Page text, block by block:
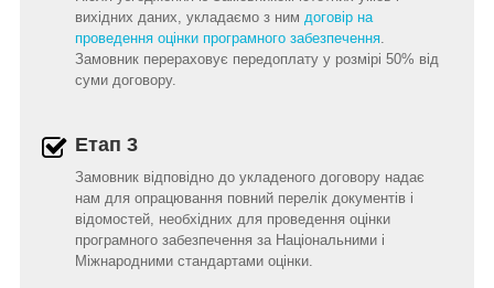
вихідних даних, укладаємо з ним договір на
проведення оцінки програмного забезпечення
Замовник перераховує передоплату у розмірі 50% від
суми договору.
Етап 3
Замовник відповідно до укладеного договору надає
нам для опрацювання повний перелік документів і
відомостей, необхідних для проведення оцінки
програмного забезпечення за Національними і
Міжнародними стандартами оцінки.